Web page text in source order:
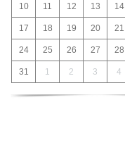
10 11 12 13 14
17 18 19 20 21
24 25 26 27 28
31 1 2 3 4